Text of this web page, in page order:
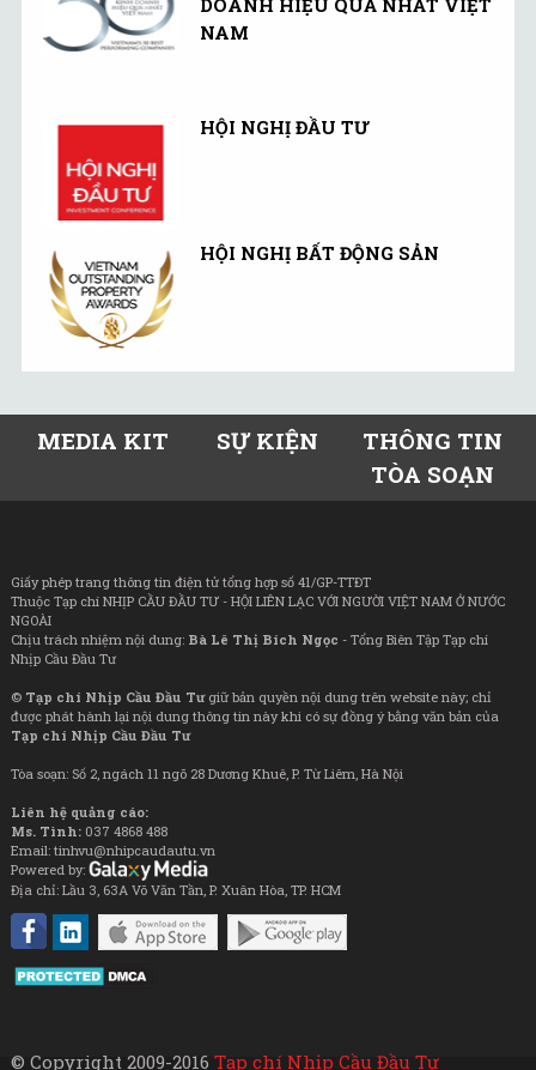
DOANH HIỆU QUẢ NHẤT VIỆT
NAM
HỘI NGHỊ ĐẦU TƯ
HỘI NGHỊ BẤT ĐỘNG SẢN
MEDIA KIT SỰ KIỆN
THÔNG TIN
TÒA SOẠN
Giấy phép trang thông tin điện tử tổng hợp số 41/GP-TTĐT
Thuộc Tạp chí NHỊP CẦU ĐẦU TƯ - HỘI LIÊN LẠC VỚI NGƯỜI VIỆT NAM Ở NƯỚC
NGOÀI
Chịu trách nhiệm nội dung: Bà Lê Thị Bích Ngọc - Tổng Biên Tập Tạp chí
Nhịp Cầu Đầu Tư
© Tạp chí Nhịp Cầu Đầu Tưgiữ bản quyền nội dung trên website này; chỉ
được phát hành lại nội dung thông tin này khi có sự đồng ý bằng văn bản của
Tạp chí Nhịp Cầu Đầu Tư
Tòa soạn: Số 2, ngách 11 ngõ 28 Dương Khuê, P. Từ Liêm, Hà Nội
Liên hệ quảng cáo:
Ms. Tình: 037 4868 488
Email: tinhvu@nhipcaudautu.vn
Powered by:
Địa chỉ: Lầu 3, 63A Võ Văn Tần, P. Xuân Hòa, TP. HCM
© Copyright 2009-2016 Tạp chí Nhịp Cầu Đầu Tư